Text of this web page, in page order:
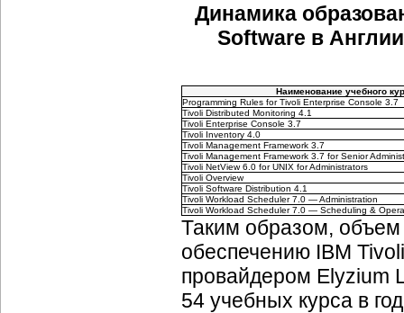
Динамика
Software в
Наименование учебного
Programming Rules for Tivoli Enterprise Console 3.7
Tivoli Distributed Monitoring 4.1
Tivoli Enterprise Console 3.7
Tivoli Inventory 4.0
Tivoli Management Framework 3.7
Tivoli Management Framework 3.7 for Senior
Tivoli NetView 6.0 for UNIX for Administrators
Tivoli Overview
Tivoli Software Distribution 4.1
Tivoli Workload Scheduler 7.0 — Administration
Tivoli Workload Scheduler 7.0 — Scheduling &
Таким образом, объем
обеспечению IBM
провайдером Elyzium
54 учебных курса в